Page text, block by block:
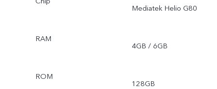
Mediatek Helio G80
RAM
4GB / 6GB
ROM
128GB